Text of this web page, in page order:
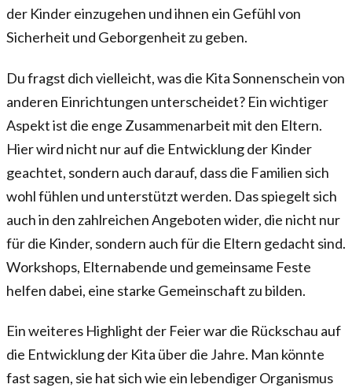
der Kinder einzugehen und ihnen ein Gefühl von
Sicherheit und Geborgenheit zu geben.
Du fragst dich vielleicht, was die Kita Sonnenschein von
anderen Einrichtungen unterscheidet? Ein wichtiger
Aspekt ist die enge Zusammenarbeit mit den Eltern.
Hier wird nicht nur auf die Entwicklung der Kinder
geachtet, sondern auch darauf, dass die Familien sich
wohl fühlen und unterstützt werden. Das spiegelt sich
auch in den zahlreichen Angeboten wider, die nicht nur
für die Kinder, sondern auch für die Eltern gedacht sind.
Workshops, Elternabende und gemeinsame Feste
helfen dabei, eine starke Gemeinschaft zu bilden.
Ein weiteres Highlight der Feier war die Rückschau auf
die Entwicklung der Kita über die Jahre. Man könnte
fast sagen, sie hat sich wie ein lebendiger Organismus